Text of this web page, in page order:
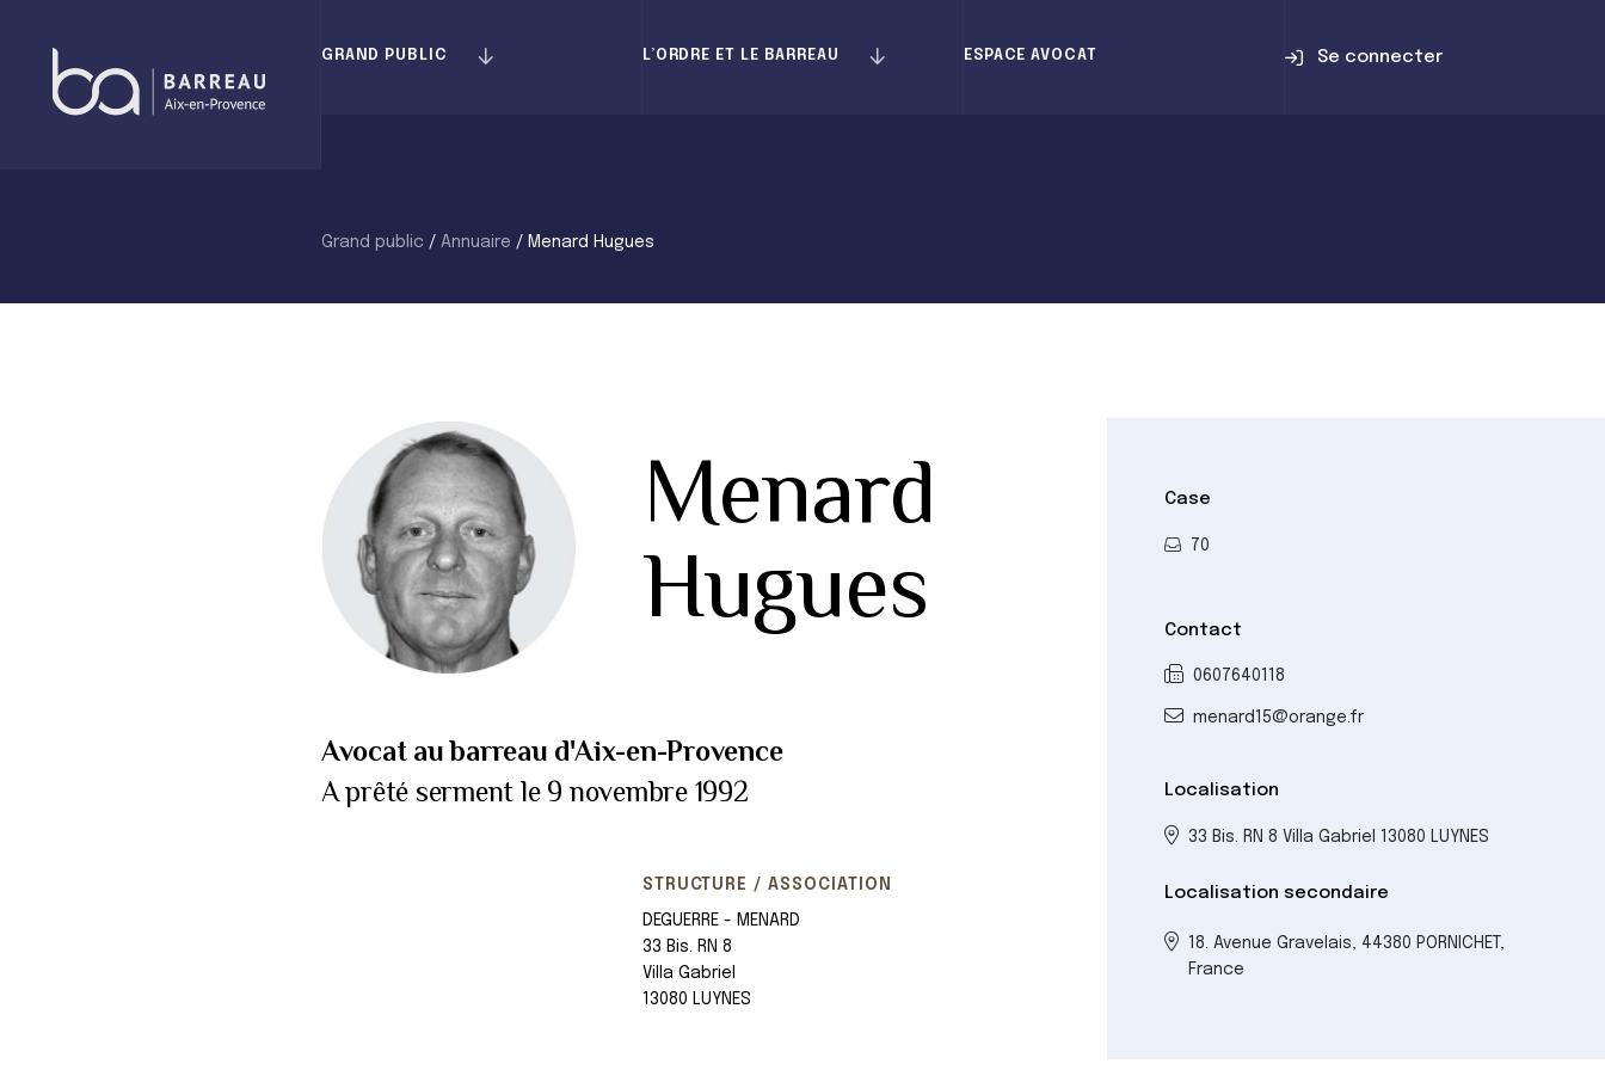
content
GRAND PUBLIC L’ORDRE ET LE BARREAU ESPACE AVOCAT Se connecter
Grand public/ Annuaire / Menard Hugues
Menard
Hugues
Avocat au barreau d'Aix-en-Provence
A prêté serment le 9 novembre 1992
STRUCTURE / ASSOCIATION
DEGUERRE - MENARD
33 Bis. RN 8
Villa Gabriel
13080 LUYNES
Case
70
Contact
0607640118
menard15@orange.fr
Localisation
33 Bis. RN 8 Villa Gabriel 13080 LUYNES
Localisation secondaire
18. Avenue Gravelais, 44380 PORNICHET,
France